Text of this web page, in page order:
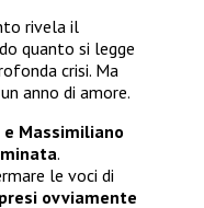
rivela il
quanto si legge
crisi. Ma
anno di amore.
e Massimiliano
.
le voci di
ovviamente